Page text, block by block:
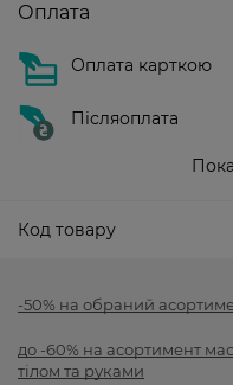
Оплата
Оплата карткою
Післяоплата
Код товару
-50% на обраний
до -60% на асортимент
тілом та руками